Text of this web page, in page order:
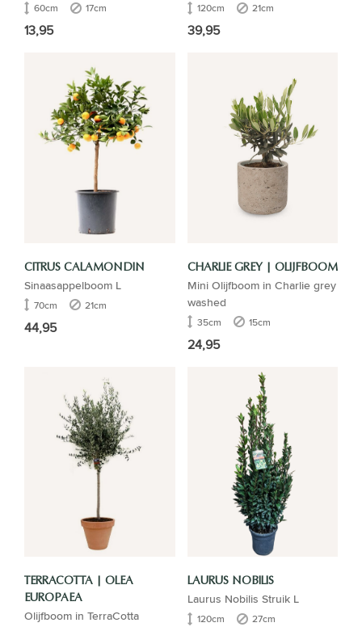
60cm 17cm
13,95
120cm 21cm
39,95
CITRUS CALAMONDIN
Sinaasappelboom L
70cm 21cm
44,95
CHARLIE GREY | OLIJFBOOM
Mini Olijfboom in Charlie grey
washed
35cm 15cm
24,95
TERRACOTTA | OLEA
EUROPAEA
Olijfboom in TerraCotta
LAURUS NOBILIS
Laurus Nobilis Struik L
120cm 27cm